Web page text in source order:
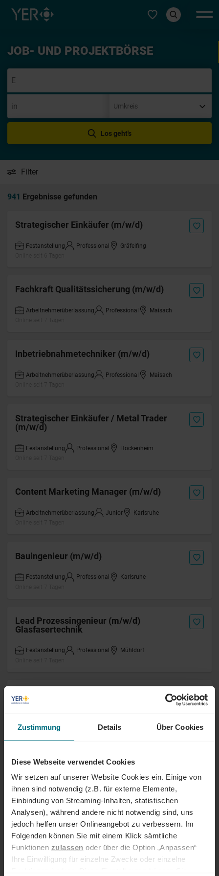
Zustimmung Details Über Cookies
Diese Webseite verwendet Cookies
Wir setzen auf unserer Website Cookies ein. Einige von
ihnen sind notwendig (z.B. für externe Elemente,
Einbindung von Streaming-Inhalten, statistischen
Analysen), während andere nicht notwendig sind, uns
jedoch helfen unser Onlineangebot zu verbessern. Im
Folgenden können Sie mit einem Klick sämtliche
Funktionen zulassen oder über die Option „Anpassen“
Ihre Einwilligung für einzelne Zwecke oder einzelne
Typ auswählen
JOB- UND PROJEKTBÖRSE
Los geht's
Filter
941 Ergebnisse gefunden
Strategischer Einkäufer (m/w/d)
Festanstellung Professional
Gräfelfing
Fachkraft Qualitätssicherung (m/w/d)
Arbeitnehmerüberlassung Professional
Maisach
Inbetriebnahmetechniker (m/w/d)
Arbeitnehmerüberlassung Professional
Maisach
Strategischer Einkäufer / Metal Trader
(m/w/d)
Festanstellung Professional
Hockenheim
Content Marketing Manager (m/w/d)
Arbeitnehmerüberlassung Junior
Karlsruhe
Bauingenieur (m/w/d)
Festanstellung Professional
Karlsruhe
Lead Prozessingenieur (m/w/d)
Glasfasertechnik
Festanstellung Professional
Mühldorf
Lead Prüfingenieur (m/w/d) Optische
Messtechnik
Festanstellung Professional
Online seit 7 Tagen
Qualitätstechniker (m/w/d) Fertigung
Arbeitnehmerüberlassung Professional
München
Online seit 7 Tagen
BESS Technical Authority / Owner’s
Engineer – Grid & Commissioning Lead
(m/w/d)